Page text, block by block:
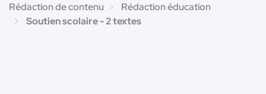
Rédaction de contenu
Rédaction éducation
Soutien scolaire - 2 textes